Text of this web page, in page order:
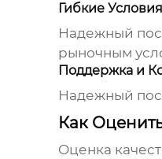
Гибкие Условия
Надежный
рыночным
Поддержка и
Надежный
Как
Оценка